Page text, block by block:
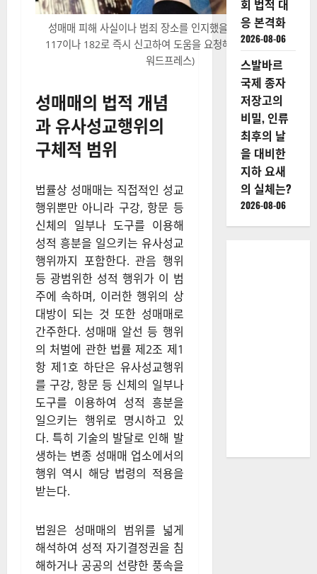
성매매 피해 사실이나 범죄 장소를 인지했을 때는 국번 없이
117이나 182로 즉시 신고하여 도움을 요청해야 한다. (사진=
워드프레스)
성매매의 법적 개념
과 유사성교행위의
구체적 범위
법률상 성매매는 직접적인 성교
행위뿐만 아니라 구강, 항문 등
신체의 일부나 도구를 이용해
성적 흥분을 일으키는 유사성교
행위까지 포함한다. 관음 행위
등 광범위한 성적 행위가 이 범
주에 속하며, 이러한 행위의 상
대방이 되는 것 또한 성매매로
간주한다. 성매매 알선 등 행위
의 처벌에 관한 법률 제2조 제1
항 제1호 하단은 유사성교행위
를 구강, 항문 등 신체의 일부나
도구를 이용하여 성적 흥분을
일으키는 행위로 명시하고 있
다. 특히 기술의 발달로 인해 발
생하는 변종 성매매 업소에서의
행위 역시 해당 법령의 적용을
받는다.
법원은 성매매의 범위를 넓게
해석하여 성적 자기결정권을 침
해하거나 공공의 선량한 풍속을
회 법적 대
응 본격화
2026-08-06
스발바르
국제 종자
저장고의
비밀, 인류
최후의 날
을 대비한
지하 요새
의 실체는?
2026-08-06